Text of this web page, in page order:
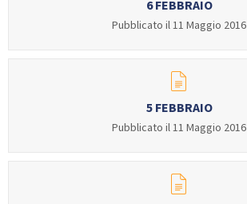
6 FEBBRAIO
Pubblicato il 11 Maggio 2016
5 FEBBRAIO
Pubblicato il 11 Maggio 2016